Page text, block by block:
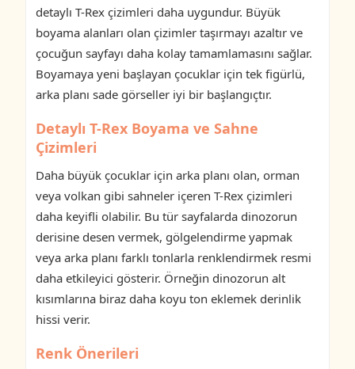
detaylı T-Rex çizimleri daha uygundur. Büyük
boyama alanları olan çizimler taşırmayı azaltır ve
çocuğun sayfayı daha kolay tamamlamasını sağlar.
Boyamaya yeni başlayan çocuklar için tek figürlü,
arka planı sade görseller iyi bir başlangıçtır.
Detaylı T-Rex Boyama ve Sahne
Çizimleri
Daha büyük çocuklar için arka planı olan, orman
veya volkan gibi sahneler içeren T-Rex çizimleri
daha keyifli olabilir. Bu tür sayfalarda dinozorun
derisine desen vermek, gölgelendirme yapmak
veya arka planı farklı tonlarla renklendirmek resmi
daha etkileyici gösterir. Örneğin dinozorun alt
kısımlarına biraz daha koyu ton eklemek derinlik
hissi verir.
Renk Önerileri